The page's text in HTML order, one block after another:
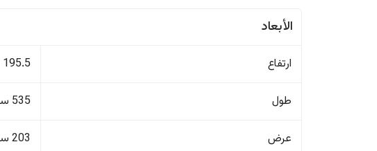
الأبعاد
ارتفاع 195.5 سم
طول 535 سم
عرض 203 سم